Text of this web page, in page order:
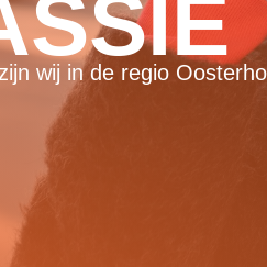
wij in de regio